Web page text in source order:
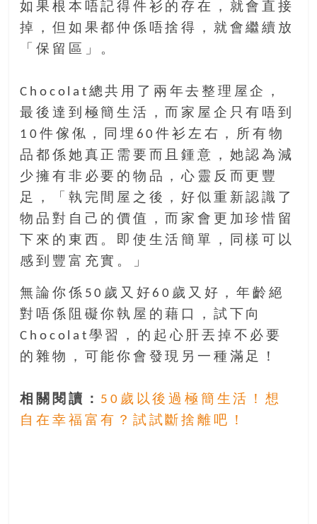
如果根本唔記得件衫的存在，就會直接
掉，但如果都仲係唔捨得，就會繼續放
「保留區」。
Chocolat總共用了兩年去整理屋企，
最後達到極簡生活，而家屋企只有唔到
10件傢俬，同埋60件衫左右，所有物
品都係她真正需要而且鍾意，她認為減
少擁有非必要的物品，心靈反而更豐
足，「執完間屋之後，好似重新認識了
物品對自己的價值，而家會更加珍惜留
下來的東西。即使生活簡單，同樣可以
感到豐富充實。」
無論你係50歲又好60歲又好，年齡絕
對唔係阻礙你執屋的藉口，試下向
Chocolat學習，的起心肝丟掉不必要
的雜物，可能你會發現另一種滿足！
相關閱讀： 50歲以後過極簡生活！想
自在幸福富有？試試斷捨離吧！